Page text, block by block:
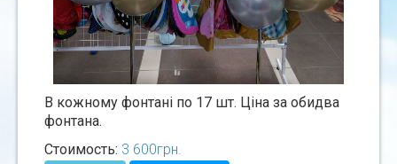
В кожному фонтанi по 17 шт. Цiна за обидва
фонтана.
Стоимость: 3 600грн.